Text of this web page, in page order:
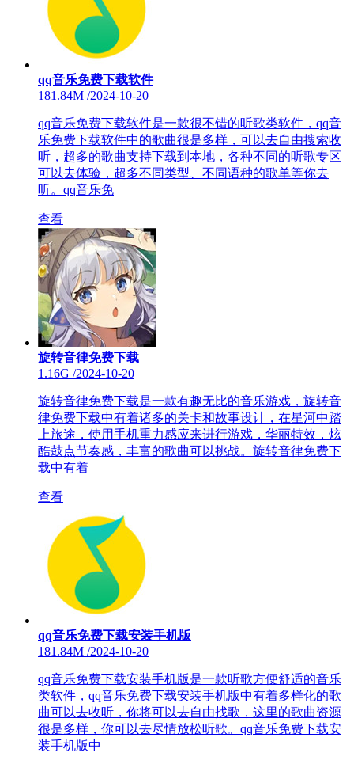
qq音乐免费下载软件
181.84M /2024-10-20
qq音乐免费下载软件是一款很不错的听歌类软件，qq音
乐免费下载软件中的歌曲很是多样，可以去自由搜索收
听，超多的歌曲支持下载到本地，各种不同的听歌专区
可以去体验，超多不同类型、不同语种的歌单等你去
听。qq音乐免
查看
旋转音律免费下载
1.16G /2024-10-20
旋转音律免费下载是一款有趣无比的音乐游戏，旋转音
律免费下载中有着诸多的关卡和故事设计，在星河中踏
上旅途，使用手机重力感应来进行游戏，华丽特效，炫
酷鼓点节奏感，丰富的歌曲可以挑战。旋转音律免费下
载中有着
查看
qq音乐免费下载安装手机版
181.84M /2024-10-20
qq音乐免费下载安装手机版是一款听歌方便舒适的音乐
类软件，qq音乐免费下载安装手机版中有着多样化的歌
曲可以去收听，你将可以去自由找歌，这里的歌曲资源
很是多样，你可以去尽情放松听歌。qq音乐免费下载安
装手机版中